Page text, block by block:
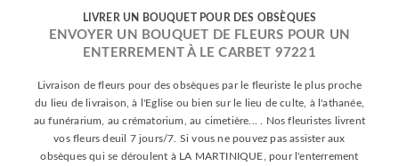
LIVRER UN BOUQUET POUR DES OBSÈQUES
ENVOYER UN BOUQUET DE FLEURS POUR UN
ENTERREMENT À LE CARBET 97221
Livraison de fleurs pour des obsèques par le fleuriste le plus proche
du lieu de livraison, à l'Eglise ou bien sur le lieu de culte, à l'athanée,
au funérarium, au crématorium, au cimetière... . Nos fleuristes livrent
vos fleurs deuil 7 jours/7. Si vous ne pouvez pas assister aux
obsèques qui se déroulent à LA MARTINIQUE, pour l'enterrement